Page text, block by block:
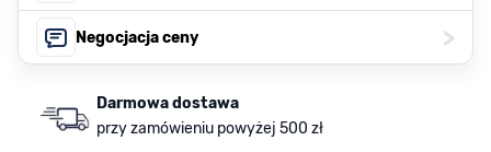
Negocjacja ceny >
Darmowa dostawa
przy zamówieniu powyżej 500 zł